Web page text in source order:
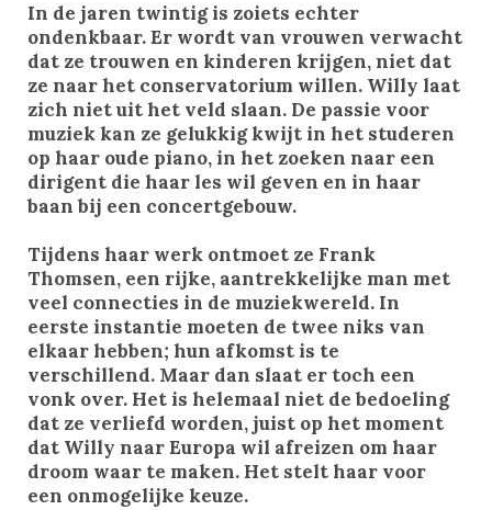
In de jaren twintig is zoiets echter
ondenkbaar. Er wordt van vrouwen verwacht
dat ze trouwen en kinderen krijgen, niet dat
ze naar het conservatorium willen. Willy laat
zich niet uit het veld slaan. De passie voor
muziek kan ze gelukkig kwijt in het studeren
op haar oude piano, in het zoeken naar een
dirigent die haar les wil geven en in haar
baan bij een concertgebouw.
Tijdens haar werk ontmoet ze Frank
Thomsen, een rijke, aantrekkelijke man met
veel connecties in de muziekwereld. In
eerste instantie moeten de twee niks van
elkaar hebben; hun afkomst is te
verschillend. Maar dan slaat er toch een
vonk over. Het is helemaal niet de bedoeling
dat ze verliefd worden, juist op het moment
dat Willy naar Europa wil afreizen om haar
droom waar te maken. Het stelt haar voor
een onmogelijke keuze.